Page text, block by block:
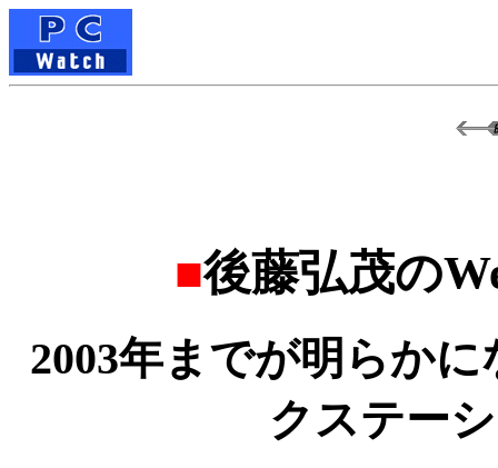
■後藤弘茂の
2003年までが明らか
クステー